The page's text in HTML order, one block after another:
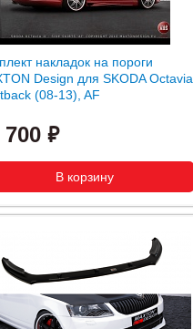
накладок на пороги
Design для SKODA Octavia
(08-13), AF
700